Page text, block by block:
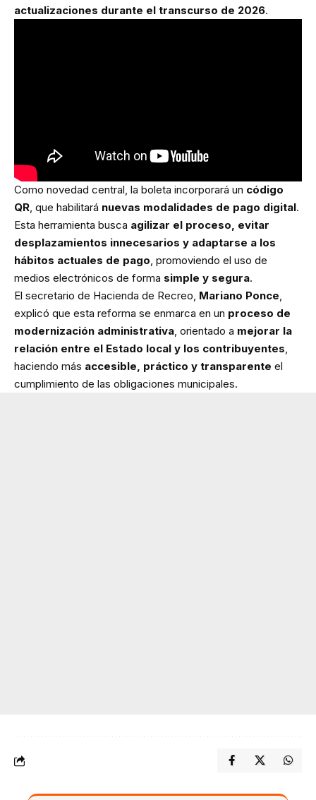
actualizaciones durante el transcurso de 2026.
Como novedad central, la boleta incorporará un código
QR, que habilitará nuevas modalidades de pago digital.
Esta herramienta busca agilizar el proceso, evitar
desplazamientos innecesarios y adaptarse a los
hábitos actuales de pago, promoviendo el uso de
medios electrónicos de forma simple y segura.
El secretario de Hacienda de Recreo, Mariano Ponce,
explicó que esta reforma se enmarca en un proceso de
modernización administrativa, orientado a mejorar la
relación entre el Estado local y los contribuyentes,
haciendo más accesible, práctico y transparente el
cumplimiento de las obligaciones municipales.